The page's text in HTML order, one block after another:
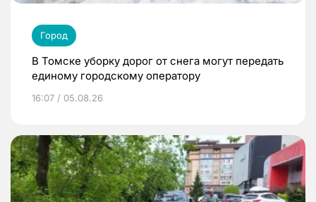
Город
В Томске уборку дорог от снега могут передать
единому городскому оператору
16:07 / 05.08.26